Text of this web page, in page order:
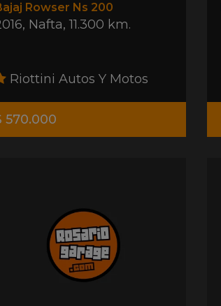
Rowser Ns 200
, Nafta, 11.300 km.
Riottini Autos Y Motos
570.000